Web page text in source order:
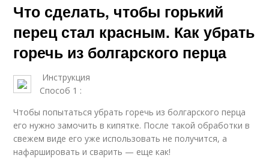
Что сделать, чтобы горький
перец стал красным. Как убрать
горечь из болгарского перца
Инструкция
Способ 1 :
Чтобы попытаться убрать горечь из болгарского перца
его нужно замочить в кипятке. После такой обработки в
свежем виде его уже использовать не получится, а
нафаршировать и сварить — еще как!